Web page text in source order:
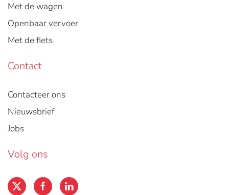
Met de wagen
Openbaar vervoer
Met de fiets
Contact
Contacteer ons
Nieuwsbrief
Jobs
Volg ons